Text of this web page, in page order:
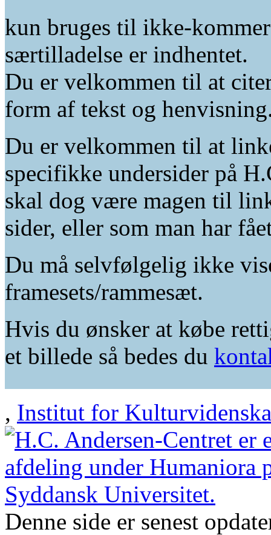
kun bruges til ikke-
særtilladelse er indhentet.
Du er velkommen til at
form af tekst og
Du er velkommen til at
specifikke undersider på
skal dog være magen til
sider, eller som man har
Du må selvfølgelig ikke
framesets/rammesæt.
Hvis du ønsker at købe
et billede så bedes du
, Institut for
Denne side er senest